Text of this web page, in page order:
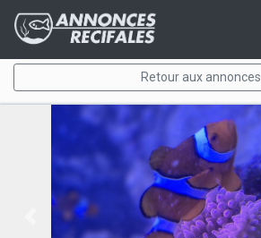
Retour aux annonces
Previous